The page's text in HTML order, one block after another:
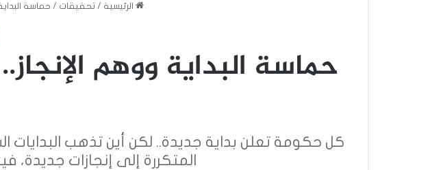
الرئيسية / تحقيقات / حماسة
حماسة البداية ووهم
كل حكومة تعلن بداية جديدة.. لكن أين تذهب البدايات
المتكررة إلى إنجازات جديدة،